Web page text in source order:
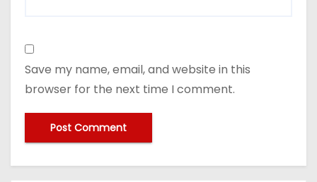
Save my name, email, and website in this
browser for the next time I comment.